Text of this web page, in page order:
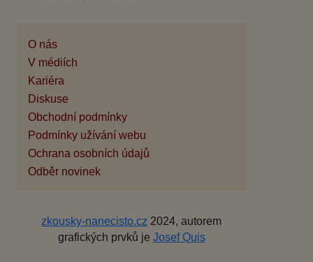
O nás
V médiích
Kariéra
Diskuse
Obchodní podmínky
Podmínky užívání webu
Ochrana osobních údajů
Odběr novinek
zkousky-nanecisto.cz 2024, autorem
grafických prvků je Josef Quis